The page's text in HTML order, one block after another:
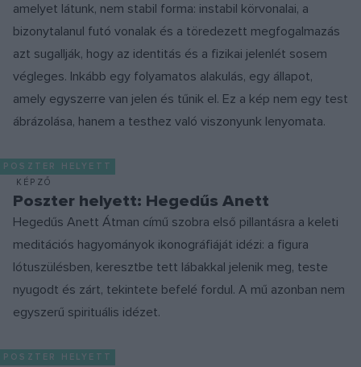
amelyet látunk, nem stabil forma: instabil körvonalai, a
bizonytalanul futó vonalak és a töredezett megfogalmazás
azt sugallják, hogy az identitás és a fizikai jelenlét sosem
végleges. Inkább egy folyamatos alakulás, egy állapot,
amely egyszerre van jelen és tűnik el. Ez a kép nem egy test
ábrázolása, hanem a testhez való viszonyunk lenyomata.
POSZTER HELYETT
KÉPZŐ
Poszter helyett: Hegedűs Anett
Hegedűs Anett Átman című szobra első pillantásra a keleti
meditációs hagyományok ikonográfiáját idézi: a figura
lótuszülésben, keresztbe tett lábakkal jelenik meg, teste
nyugodt és zárt, tekintete befelé fordul. A mű azonban nem
egyszerű spirituális idézet.
POSZTER HELYETT